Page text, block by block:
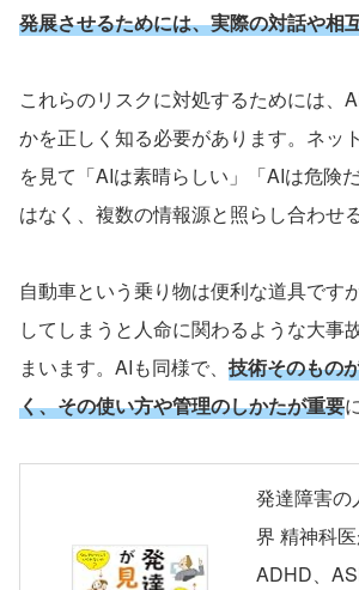
発展させるためには、実際の対話や相
これらのリスクに対処するためには、
かを正しく知る必要があります。ネッ
を見て「AIは素晴らしい」「AIは危険
はなく、複数の情報源と照らし合わせ
自動車という乗り物は便利な道具です
してしまうと人命に関わるような大事
まいます。 AIも同様で、 技術そのもの
く、その使い方や管理のしかたが重要
発達障害の
界 精神科
ADHD、